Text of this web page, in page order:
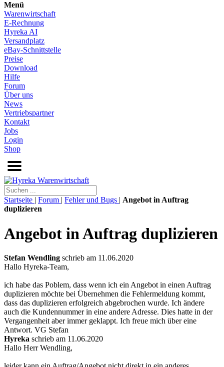
Menü
Warenwirtschaft
E-Rechnung
Hyreka AI
Versandplatz
eBay-Schnittstelle
Preise
Download
Hilfe
Forum
Über uns
News
Vertriebspartner
Kontakt
Jobs
Login
Shop
Startseite | Forum | Fehler und Bugs | Angebot in Auftrag
duplizieren
Angebot in Auftrag duplizieren
Stefan Wendling schrieb am 11.06.2020
Hallo Hyreka-Team,
ich habe das Poblem, dass wenn ich ein Angebot in einen Auftrag
duplizieren möchte bei Übernehmen die Fehlermeldung kommt,
dass das duplizieren erfolgreich abgebrochen wurde. Ich ändere
auch die Kundennummer in eine andere Adresse. Dies hatte in der
Vergangenheit aber immer geklappt. Ich freue mich über eine
Antwort. VG Stefan
Hyreka schrieb am 11.06.2020
Hallo Herr Wendling,